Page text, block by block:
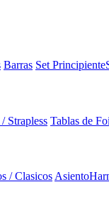
Barras Set Principiente
Strapless Tablas de
/ Clasicos Asiento